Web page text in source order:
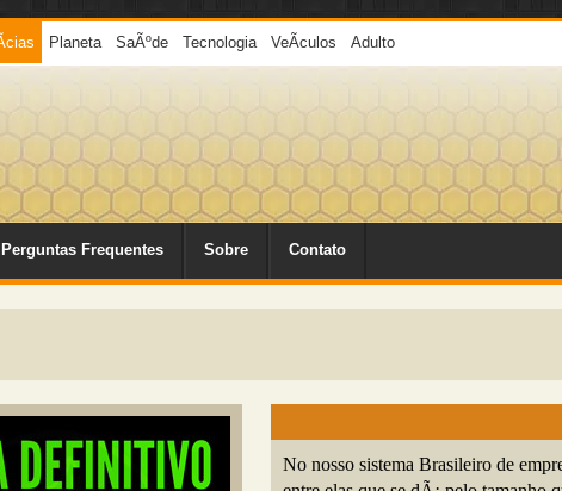
Planeta SaÃºde Tecnologia VeÃ­culos Adulto
Perguntas Frequentes Sobre Contato
No nosso sistema Brasileiro de